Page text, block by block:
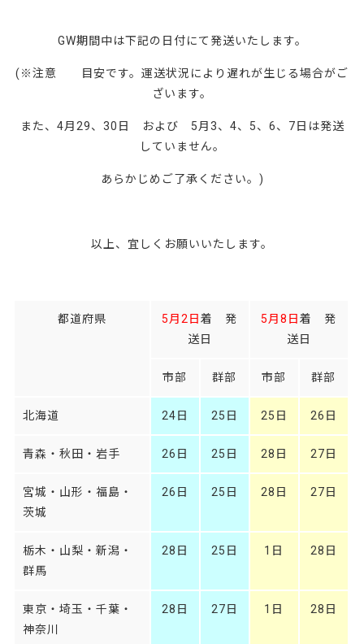
GW期間中は下記の日付にて発送いたします。
(※注意 目安です。運送状況により遅れが生じる場合がご
ざいます。
また、4月29、30日 および 5月3、4、5、6、7日は発送
していません。
あらかじめご了承ください。)
以上、宜しくお願いいたします。
都道府県 5月2日着 発
送日
5月8日着 発
送日
市部 群部 市部 群部
北海道 24日 25日 25日 26日
青森・秋田・岩手 26日 25日 28日 27日
宮城・山形・福島・
茨城
26日 25日 28日 27日
栃木・山梨・新潟・
群馬
28日 25日 1日 28日
東京・埼玉・千葉・
神奈川
28日 27日 1日 28日